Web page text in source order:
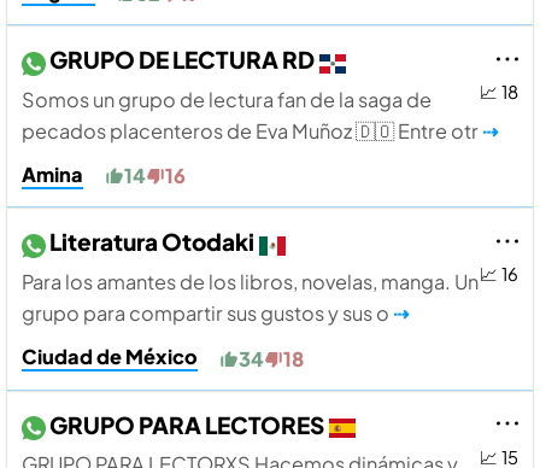
📈 18
GRUPO DE LECTURA RD
Somos un grupo de lectura fan de la saga de
pecados placenteros de Eva Muñoz 🇩🇴 Entre otr⇢
Amina
14 16
📈 16
Literatura Otodaki
Para los amantes de los libros, novelas, manga. Un
grupo para compartir sus gustos y sus o ⇢
Ciudad de México
34 18
📈 15
GRUPO PARA LECTORES